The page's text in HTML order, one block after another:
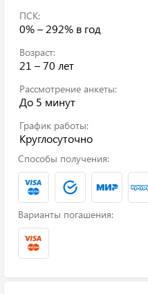
ПСК:
0% – 292% в год
Возраст:
21 – 70 лет
Рассмотрение анкеты:
До 5 минут
График работы:
Круглосуточно
Способы получения:
Варианты погашения: